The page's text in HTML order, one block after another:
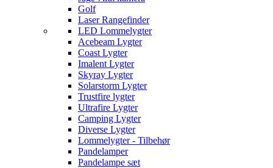
Golf
Laser Rangefinder
LED Lommelygter
Acebeam Lygter
Coast Lygter
Imalent Lygter
Skyray Lygter
Solarstorm Lygter
Trustfire lygter
Ultrafire Lygter
Camping Lygter
Diverse Lygter
Lommelygter - Tilbehør
Pandelamper
Pandelampe sæt